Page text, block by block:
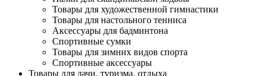
Товары для художественной гимнастики
Товары для настольного тенниса
Аксессуары для бадминтона
Спортивные сумки
Товары для зимних видов спорта
Спортивные аксессуары
Товары для дачи, туризма, отдыха